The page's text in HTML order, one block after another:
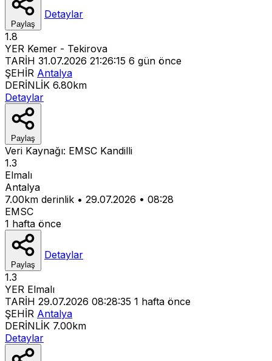
Paylaş
Detaylar
1.8
YER Kemer - Tekirova
TARİH 31.07.2026 21:26:15 6 gün önce
ŞEHİR Antalya
DERİNLİK 6.80km
Detaylar
Paylaş
Veri Kaynağı: EMSC Kandilli
1.3
Elmalı
Antalya
7.00km derinlik • 29.07.2026 • 08:28
EMSC
1 hafta önce
Paylaş
Detaylar
1.3
YER Elmalı
TARİH 29.07.2026 08:28:35 1 hafta önce
ŞEHİR Antalya
DERİNLİK 7.00km
Detaylar